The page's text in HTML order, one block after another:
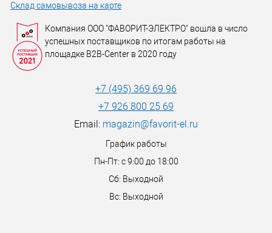
Склад самовывоза на карте
Компания ООО "ФАВОРИТ-ЭЛЕКТРО" вошла в число
успешных поставщиков по итогам работы на
площадке B2B-Center в 2020 году
+7 (495) 369 69 96
+7 926 800 25 69
Email: magazin@favorit-el.ru
График работы
Пн-Пт: с 9:00 до 18:00
Сб: Выходной
Вс: Выходной